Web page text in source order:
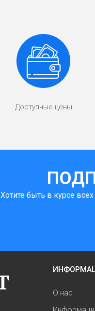
Доступные цены
Хотите быть в курсе
О нас